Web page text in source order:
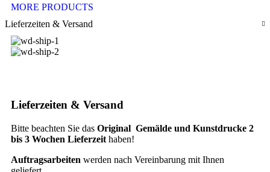
MORE PRODUCTS
Lieferzeiten & Versand
Lieferzeiten & Versand
Bitte beachten Sie das Original Gemälde und Kunstdrucke 2
bis 3 Wochen Lieferzeit haben!
Auftragsarbeiten werden nach Vereinbarung mit Ihnen